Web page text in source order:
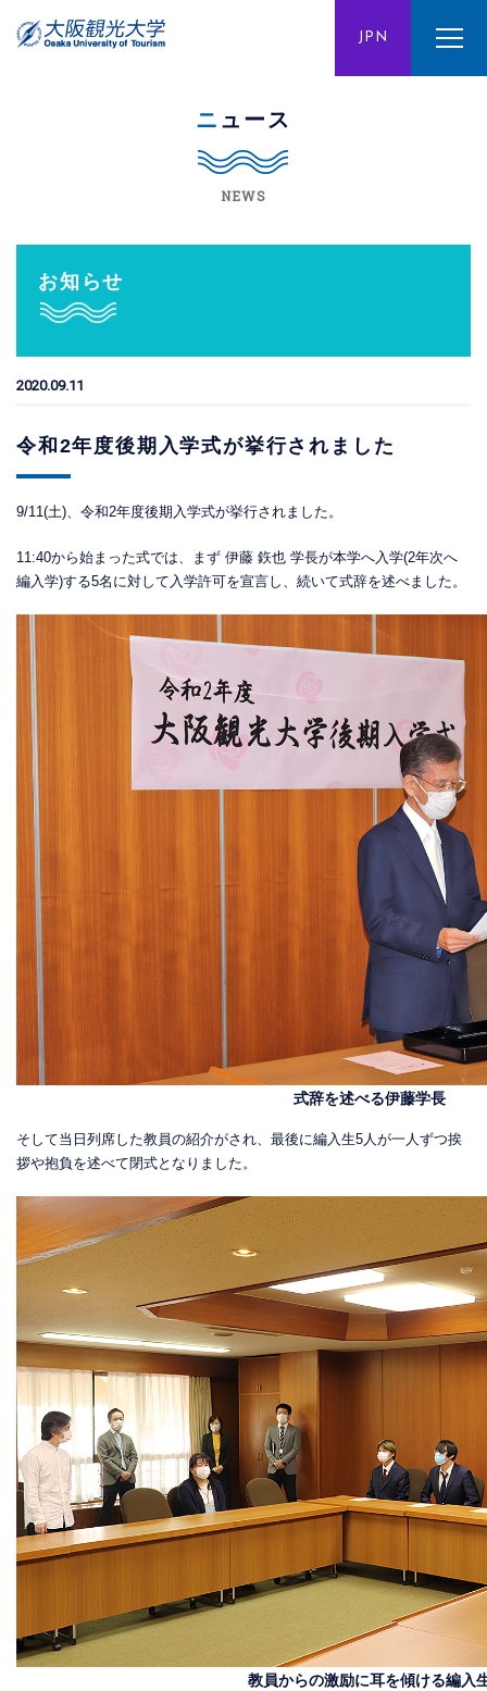
JPN
ENG CHN
ニュース
NEWS
お知らせ
2020.09.11
令和2年度後期入学式が挙行されました
9/11(土)、令和2年度後期入学式が挙行されました。
11:40から始まった式では、まず 伊藤 鉃也 学長が本学へ入学(2年次へ
編入学)する5名に対して入学許可を宣言し、続いて式辞を述べました。
式辞を述べる伊藤学長
そして当日列席した教員の紹介がされ、最後に編入生5人が一人ずつ挨
拶や抱負を述べて閉式となりました。
教員からの激励に耳を傾ける編入